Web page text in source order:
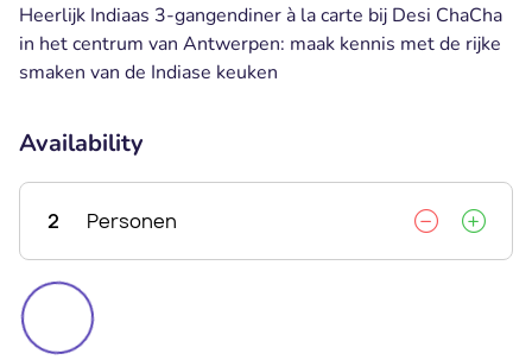
Heerlijk Indiaas 3-gangendiner à la carte bij Desi ChaCha
in het centrum van Antwerpen: maak kennis met de rijke
smaken van de Indiase keuken
Availability
2 Personen